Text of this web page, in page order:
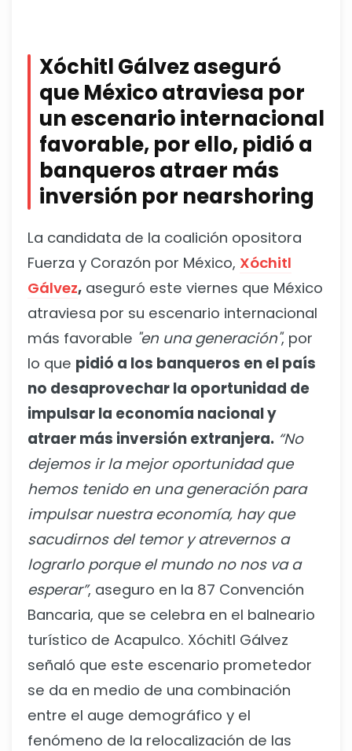
Xóchitl Gálvez aseguró
que México atraviesa por
un escenario internacional
favorable, por ello, pidió a
banqueros atraer más
inversión por nearshoring
La candidata de la coalición opositora
Fuerza y Corazón por México, Xóchitl
Gálvez, aseguró este viernes que México
atraviesa por su escenario internacional
más favorable "en una generación", por
lo que pidió a los banqueros en el país
no desaprovechar la oportunidad de
impulsar la economía nacional y
atraer más inversión extranjera. “No
dejemos ir la mejor oportunidad que
hemos tenido en una generación para
impulsar nuestra economía, hay que
sacudirnos del temor y atrevernos a
lograrlo porque el mundo no nos va a
esperar”, aseguro en la 87 Convención
Bancaria, que se celebra en el balneario
turístico de Acapulco. Xóchitl Gálvez
señaló que este escenario prometedor
se da en medio de una combinación
entre el auge demográfico y el
fenómeno de la relocalización de las